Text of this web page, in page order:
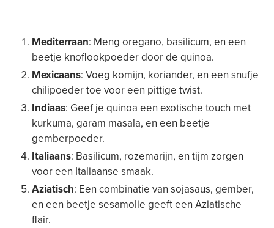
Mediterraan: Meng oregano, basilicum, en een
beetje knoflookpoeder door de quinoa.
Mexicaans: Voeg komijn, koriander, en een snufje
chilipoeder toe voor een pittige twist.
Indiaas: Geef je quinoa een exotische touch met
kurkuma, garam masala, en een beetje
gemberpoeder.
Italiaans: Basilicum, rozemarijn, en tijm zorgen
voor een Italiaanse smaak.
Aziatisch: Een combinatie van sojasaus, gember,
en een beetje sesamolie geeft een Aziatische
flair.